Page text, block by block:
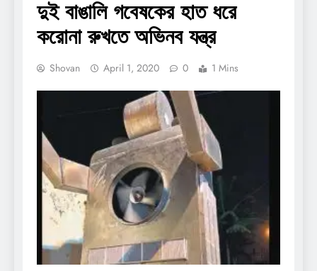
দুই বাঙালি গবেষকের হাত ধরে
করোনা রুখতে অভিনব যন্ত্র
Shovan April 1, 2020 0 1 Mins